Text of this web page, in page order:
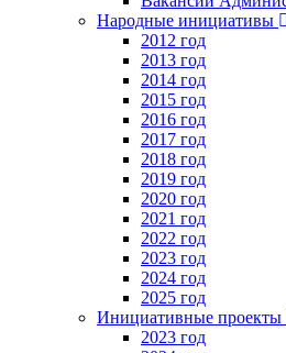
Народные инициативы
2012 год
2013 год
2014 год
2015 год
2016 год
2017 год
2018 год
2019 год
2020 год
2021 год
2022 год
2023 год
2024 год
2025 год
Инициативные проекты
2023 год